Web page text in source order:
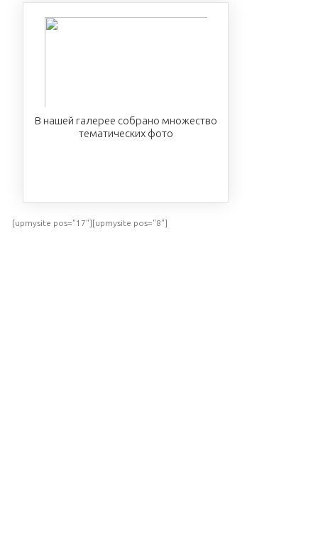
В нашей галерее собрано множество
тематических фото
[upmysite pos="17"][upmysite pos="8"]